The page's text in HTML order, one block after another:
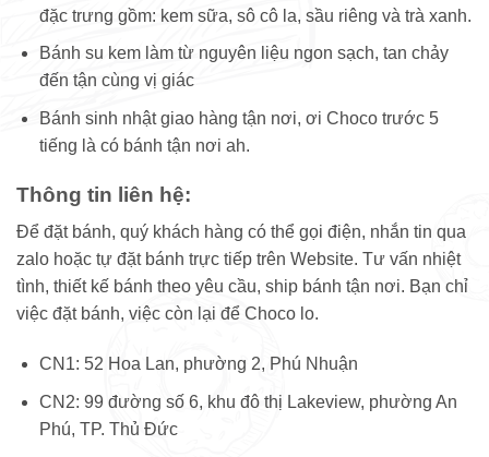
đặc trưng gồm: kem sữa, sô cô la, sầu riêng và trà xanh.
Bánh su kem làm từ nguyên liệu ngon sạch, tan chảy
đến tận cùng vị giác
Bánh sinh nhật giao hàng tận nơi, ơi Choco trước 5
tiếng là có bánh tận nơi ah.
Thông tin liên hệ:
Để đặt bánh, quý khách hàng có thể gọi điện, nhắn tin qua
zalo hoặc tự đặt bánh trực tiếp trên Website. Tư vấn nhiệt
tình, thiết kế bánh theo yêu cầu, ship bánh tận nơi. Bạn chỉ
việc đặt bánh, việc còn lại để Choco lo.
CN1: 52 Hoa Lan, phường 2, Phú Nhuận
CN2: 99 đường số 6, khu đô thị Lakeview, phường An
Phú, TP. Thủ Đức